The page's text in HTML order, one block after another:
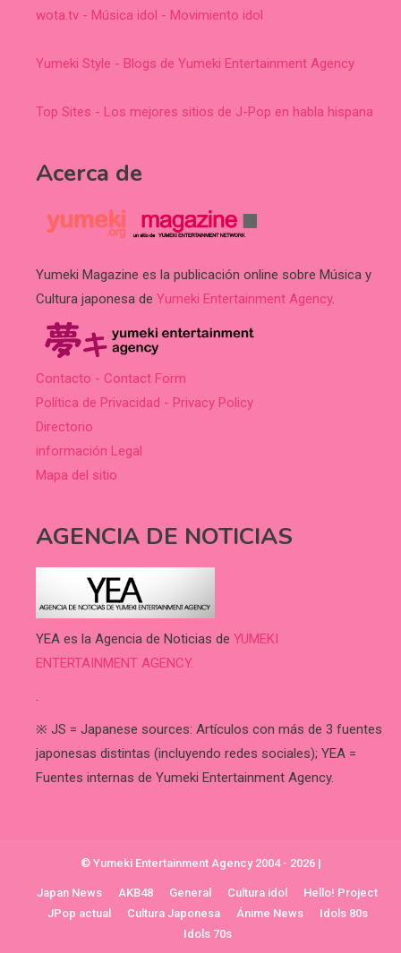
wota.tv - Música idol - Movimiento idol
Yumeki Style - Blogs de Yumeki Entertainment Agency
Top Sites - Los mejores sitios de J-Pop en habla hispana
Acerca de
Yumeki Magazine es la publicación online sobre Música y
Cultura japonesa de Yumeki Entertainment Agency.
Contacto - Contact Form
Política de Privacidad - Privacy Policy
Directorio
información Legal
Mapa del sitio
AGENCIA DE NOTICIAS
YEA es la Agencia de Noticias de YUMEKI
ENTERTAINMENT AGENCY.
.
※ JS = Japanese sources: Artículos con más de 3 fuentes
japonesas distintas (incluyendo redes sociales); YEA =
Fuentes internas de Yumeki Entertainment Agency.
© Yumeki Entertainment Agency 2004 - 2026 |
Japan News AKB48 General Cultura idol
Hello! Project
JPop actual
Cultura Japonesa Ánime News
Idols 80s
Idols 70s